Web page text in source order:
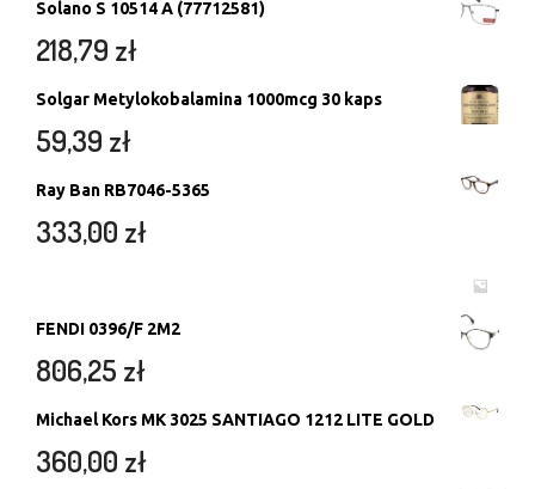
Solano S 10514 A (77712581)
218,79 zł
Solgar Metylokobalamina 1000mcg 30 kaps
59,39 zł
Ray Ban RB7046-5365
333,00 zł
FENDI 0396/F 2M2
806,25 zł
Michael Kors MK 3025 SANTIAGO 1212 LITE GOLD
360,00 zł